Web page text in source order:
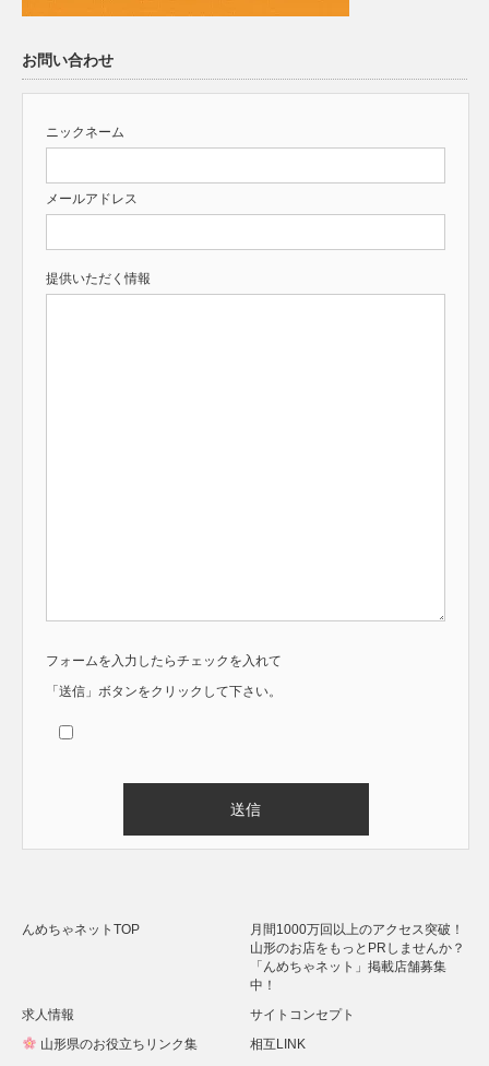
お問い合わせ
ニックネーム
メールアドレス
提供いただく情報
フォームを入力したらチェックを入れて
「送信」ボタンをクリックして下さい。
んめちゃネットTOP
月間1000万回以上のアクセス突破！
山形のお店をもっとPRしませんか？
「んめちゃネット」掲載店舗募集
中！
求人情報
サイトコンセプト
山形県のお役立ちリンク集
相互LINK